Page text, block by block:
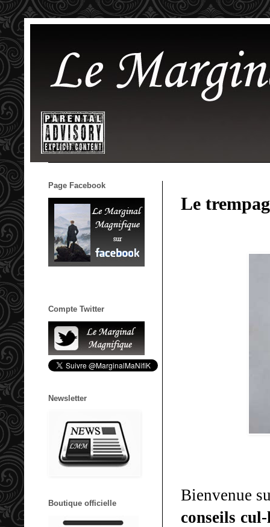
Le
Bienvenue
conseils
Page Facebook
Compte Twitter
Newsletter
Boutique officielle